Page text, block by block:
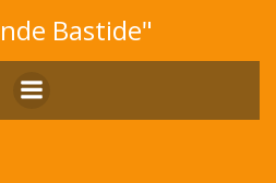
au
contenu
Bastide"